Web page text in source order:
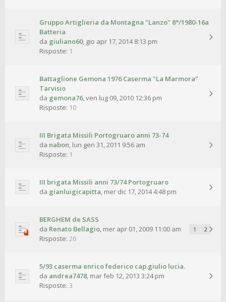
Gruppo Artiglieria da Montagna "Lanzo" 8°/1980-16a
Batteria
da giuliano60, gio apr 17, 2014 8:13 pm
Risposte: 1
Battaglione Gemona 1976 Caserma "La Marmora"
Tarvisio
da gemona76,ven lug 09, 2010 12:36 pm
Risposte: 10
III Brigata Missili Portogruaro anni 73-74
da nabon, lun gen 31, 2011 9:56 am
Risposte: 1
III brigata Missili anni 73/74 Portogruaro
da gianluigicapitta, mer dic 17, 2014 4:48 pm
BERGHEM de SASS
da Renato Bellagio, mer apr 01, 2009 11:00 am 1 2
Risposte: 26
5/93 caserma enrico federico cap.giulio lucia.
da andrea7478, mar feb 12, 2013 3:24 pm
Risposte: 3